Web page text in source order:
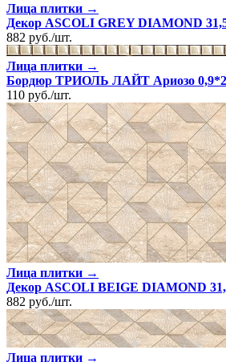
Лица плитки →
Декор ASCOLI GREY DIAMOND
882 руб./шт.
Лица плитки →
Бордюр ТРИОЛЬ ЛАЙТ Ариозо
110 руб./шт.
Лица плитки →
Декор ASCOLI BEIGE DIAMOND
882 руб./шт.
Лица плитки →